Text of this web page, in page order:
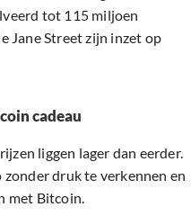
tot 115 miljoen
Jane Street zijn inzet op
cadeau
liggen lager dan eerder.
druk te verkennen en
met Bitcoin.